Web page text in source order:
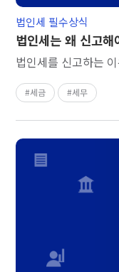
법인세는 왜 신고
법인세를 신고하는
법인세 필수상식
세금 세무